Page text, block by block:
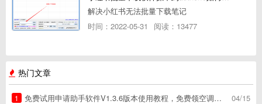
解决小红书无法批量下载笔记
时间：2022-05-31
阅读：13477
热门文章
04/15
1
免费试用申请助手软件V1.3.6版本使用教程，免费领空调冰箱，附下载地址